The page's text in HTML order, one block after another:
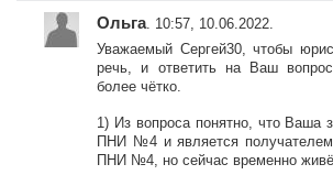
Ольга. 10:57, 10.06.2022.
Уважаемый Сергей30, чтобы
речь, и ответить на Ваш
более чётко.
1) Из вопроса понятно, что Ваша
ПНИ №4 и является
ПНИ №4, но сейчас временно